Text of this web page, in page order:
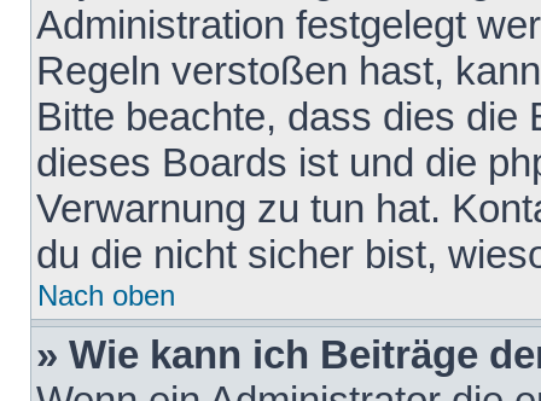
Administration festgelegt
Regeln verstoßen hast,
Bitte beachte, dass dies die
dieses Boards ist und die
Verwarnung zu tun hat.
du die nicht sicher bist,
Nach oben
» Wie kann ich Beiträge